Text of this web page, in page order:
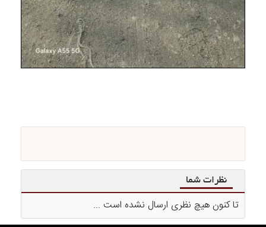
نظرات شما
تا کنون هیچ نظری ارسال نشده است ...